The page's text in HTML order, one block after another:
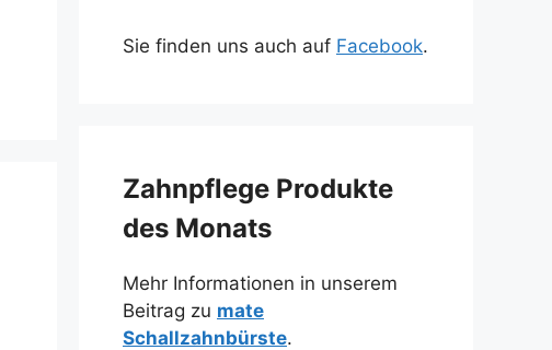
Sie finden uns auch auf Facebook.
Zahnpflege Produkte
des Monats
Mehr Informationen in unserem
Beitrag zu mate
Schallzahnbürste.